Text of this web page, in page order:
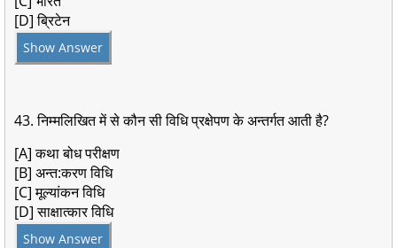
[D] ब्रिटेन
Show Answer
43. निम्मलिखित में से कौन सी विधि प्रक्षेपण के अन्तर्गत आती है?
[A] कथा बोध परीक्षण
[B] अन्त:करण विधि
[C] मूल्यांकन विधि
[D] साक्षात्कार विधि
Show Answer